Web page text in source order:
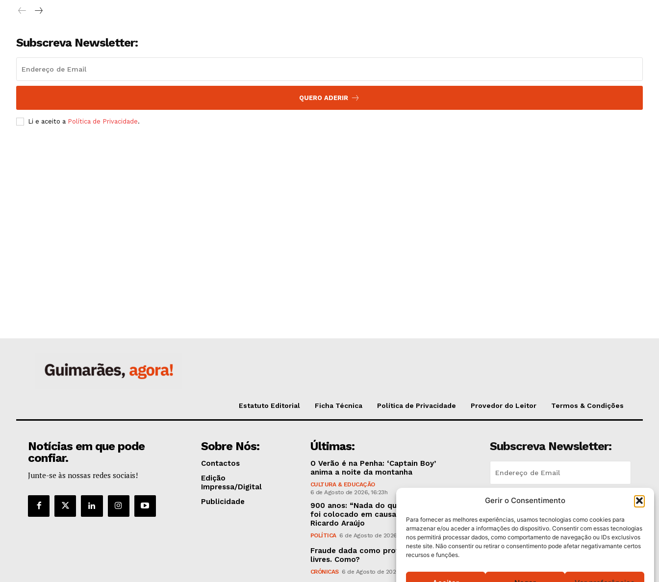
Gerir o Consentimento
Para fornecer as melhores experiências, usamos tecnologias como cookies para
armazenar e/ou aceder a informações do dispositivo. Consentir com essas tecnologias
nos permitirá processar dados, como comportamento de navegação ou IDs exclusivos
neste site. Não consentir ou retirar o consentimento pode afetar negativamante certos
recursos e funções.
Subscreva Newsletter:
QUERO ADERIR
Li e aceito a Política de Privacidade.
Estatuto Editorial Ficha Técnica Política de Privacidade Provedor do Leitor Termos & Condições
Notícias em que pode
confiar.
Junte-se às nossas redes sociais!
Sobre Nós:
Contactos
Edição
Impressa/Digital
Publicidade
Últimas:
O Verão é na Penha: ‘Captain Boy’
anima a noite da montanha
CULTURA & EDUCAÇÃO
6 de Agosto de 2026, 16:23h
900 anos: “Nada do que vinha de trás
foi colocado em causa”, garante
Ricardo Araújo
POLÍTICA 6 de Agosto de 2026, 13:03h
Fraude dada como provada, arguidos
livres. Como?
CRÓNICAS 6 de Agosto de 2026, 09:58h
Subscreva Newsletter:
QUERO ADERIR
Li e aceito aPolítica de Privacidade .